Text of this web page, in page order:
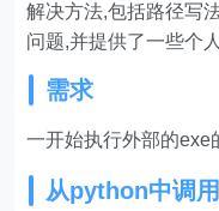
解决方法,包括路径写
问题,并提供了一些个
需求
一开始执行外部的exe
从python中调